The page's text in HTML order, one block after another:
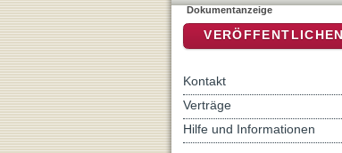
Dokumentanzeige
VERÖFFENTLICHEN
Kontakt
Verträge
Hilfe und Informationen